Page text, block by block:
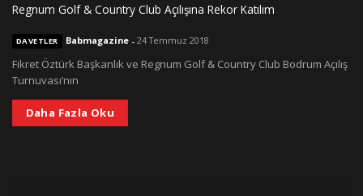
Regnum Golf & Country Club Açılışına Rekor Katılım
DAVETLER Babmagazine- 24 Temmuz 2018
Fikret Öztürk Başkanlık ve Regnum Golf & Country Club Bodrum Açılış
Turnuvası’nın
Daha Fazla Oku